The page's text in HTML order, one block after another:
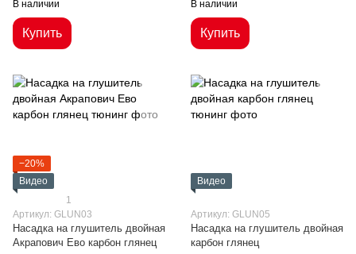
В наличии
Купить
В наличии
Купить
−20%
Видео
1
Артикул: GLUN03
Насадка на глушитель двойная
Акрапович Ево карбон глянец
Видео
Артикул: GLUN05
Насадка на глушитель двойная
карбон глянец